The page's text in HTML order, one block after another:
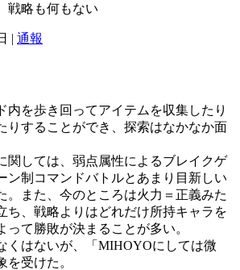
戦略も何もない
| 通報
内を歩き回ってアイテムを収集したり
りすることができ、探索はなかなか面
関しては、弱点属性によるブレイクゲ
ン制コマンドバトルとあまり目新しい
。また、今のところは火力＝正義みた
ち、戦略よりはどれだけ所持キャラを
って勝敗が決まることが多い。
くはないが、「MIHOYOにしては微
を受けた。